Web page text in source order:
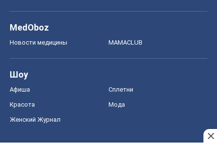
MedOboz
Новости медицины MAMACLUB
Шоу
Афиша Сплетни
Красота Мода
Женский Журнал